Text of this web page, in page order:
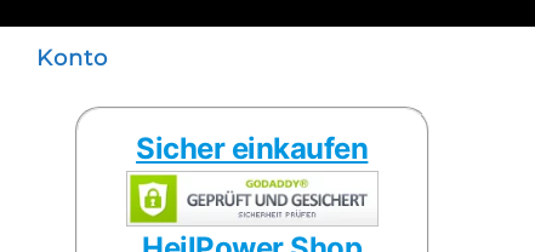
Konto
Sicher einkaufen